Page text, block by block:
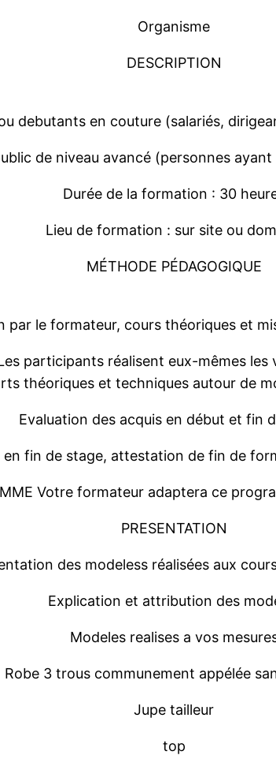
Organisme
DESCRIPTION
debutantsen couture (salariés,
de niveau avancé (personnes ayant
Durée de la formation : 30
Lieu de formation : sur site ou
MÉTHODE PÉDAGOGIQUE
par le formateur, cours théoriques et
participants réalisent eux-mêmes les
théoriqueset techniques autour de
Evaluation des acquis en début et fin
en fin de stage, attestation de fin de
Votre formateur adaptera ce
PRESENTATION
des modeless réalisées aux
Explication et attribution des
Modeles realisesa vos
Robe 3 trous communement appélée
Jupe tailleur
top